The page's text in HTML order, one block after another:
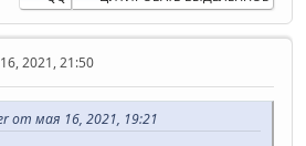
2021, 21:50
от мая 16, 2021, 19:21